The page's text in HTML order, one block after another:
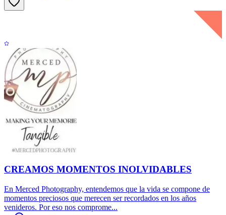
CREAMOS MOMENTOS INOLVIDABLES
En Merced Photography, entendemos que la vida se compone de
momentos preciosos que merecen ser recordados en los años
venideros. Por eso nos comprome...